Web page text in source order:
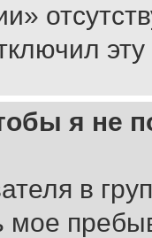
я не
в
мое